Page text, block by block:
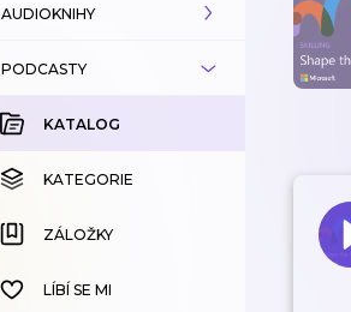
AUDIOKNIHY
KATALOG
KOUPENÉ
KATEGORIE
ZÁLOŽKY
HISTORIE
PODCASTY
KATALOG
KATEGORIE
ZÁLOŽKY
LÍBÍ SE MI